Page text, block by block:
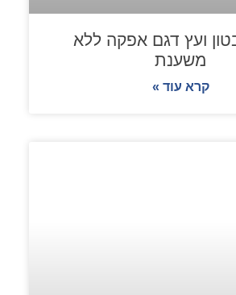
ועץ דגם אפקה ללא
משענת
קרא עוד »